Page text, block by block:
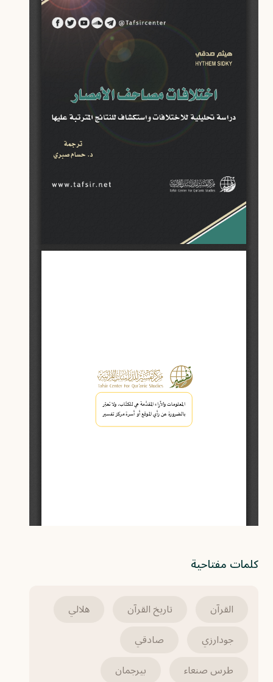
كلمات مفتاحية
القرآن تاريخ القرآن
هلالي
جودارزي
صادقي
طرس صنعاء
بيرجمان